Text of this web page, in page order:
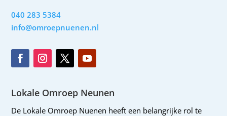
040 283 5384
info@omroepnuenen.nl
Lokale Omroep Neunen
De Lokale Omroep Nuenen heeft een belangrijke rol te